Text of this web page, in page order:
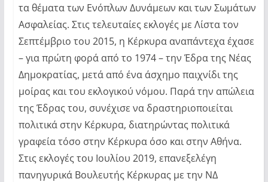
τα θέματα των Ενόπλων Δυνάμεων και των Σωμάτων
Ασφαλείας. Στις τελευταίες εκλογές με Λίστα τον
Σεπτέμβριο του 2015, η Κέρκυρα αναπάντεχα έχασε
– για πρώτη φορά από το 1974 – την Έδρα της Νέας
Δημοκρατίας, μετά από ένα άσχημο παιχνίδι της
μοίρας και του εκλογικού νόμου. Παρά την απώλεια
της Έδρας του, συνέχισε να δραστηριοποιείται
πολιτικά στην Κέρκυρα, διατηρώντας πολιτικά
γραφεία τόσο στην Κέρκυρα όσο και στην Αθήνα.
Στις εκλογές του Ιουλίου 2019, επανεξελέγη
πανηγυρικά Βουλευτής Κέρκυρας με την ΝΔ